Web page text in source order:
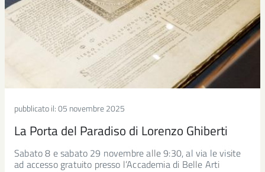
pubblicato il:05 novembre 2025
La Porta del Paradiso di Lorenzo Ghiberti
Sabato 8 e sabato 29 novembre alle 9:30, al via le visite
ad accesso gratuito presso l’Accademia di Belle Arti